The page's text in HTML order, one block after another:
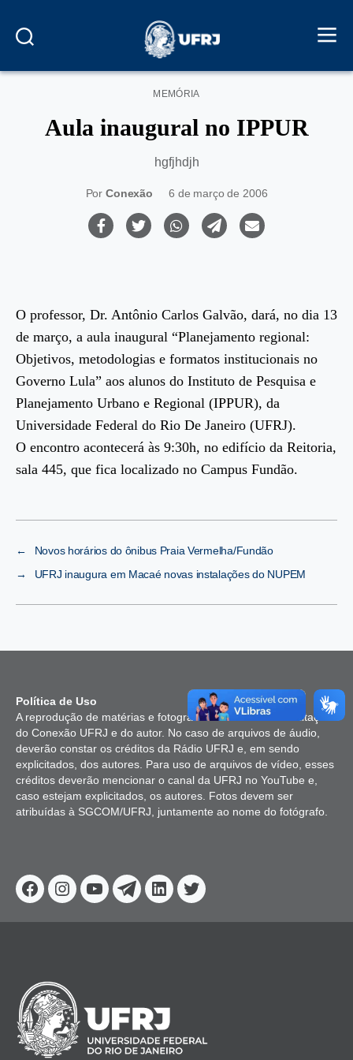
Categorias
MEMÓRIA
Aula inaugural no IPPUR
hgfjhdjh
Por Conexão 6 de março de 2006
O professor, Dr. Antônio Carlos Galvão, dará, no dia 13
de março, a aula inaugural “Planejamento regional:
Objetivos, metodologias e formatos institucionais no
Governo Lula” aos alunos do Instituto de Pesquisa e
Planejamento Urbano e Regional (IPPUR), da
Universidade Federal do Rio De Janeiro (UFRJ).
O encontro acontecerá às 9:30h, no edifício da Reitoria,
sala 445, que fica localizado no Campus Fundão.
←
Novos horários do ônibus Praia Vermelha/Fundão
→
UFRJ inaugura em Macaé novas instalações do NUPEM
FacebookInstagram
YoutubeTelegram
LinkedinTwitter
Política de Uso
A reprodução de matérias e fotografias é livre mediante citação
do Conexão UFRJ e do autor. No caso de arquivos de áudio,
deverão constar os créditos da Rádio UFRJ e, em sendo
explicitados, dos autores. Para uso de arquivos de vídeo, esses
créditos deverão mencionar o canal da UFRJ no YouTube e,
caso estejam explicitados, os autores. Fotos devem ser
atribuídas à SGCOM/UFRJ, juntamente ao nome do fotógrafo.